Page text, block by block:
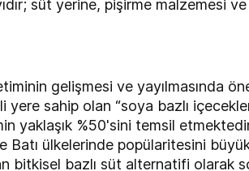
süt yerine, pişirme malzemesi
gelişmesi ve yayılmasında
yere sahip olan “soya bazlı
yaklaşık %50'sini temsil
ülkelerinde popülaritesini
bitkisel bazlı süt alternatifi olarak